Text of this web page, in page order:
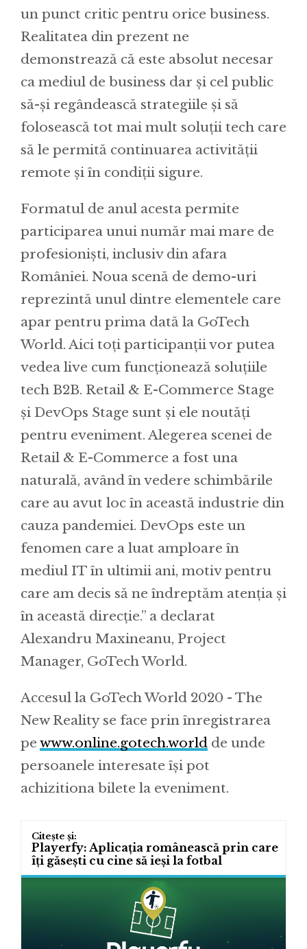
un punct critic pentru orice business.
Realitatea din prezent ne
demonstrează că este absolut necesar
ca mediul de business dar și cel public
să-și regândească strategiile și să
folosească tot mai mult soluții tech care
să le permită continuarea activității
remote și în condiții sigure.
Formatul de anul acesta permite
participarea unui număr mai mare de
profesioniști, inclusiv din afara
României. Noua scenă de demo-uri
reprezintă unul dintre elementele care
apar pentru prima dată la GoTech
World. Aici toți participanții vor putea
vedea live cum funcționează soluțiile
tech B2B. Retail & E-Commerce Stage
și DevOps Stage sunt și ele noutăți
pentru eveniment. Alegerea scenei de
Retail & E-Commerce a fost una
naturală, având în vedere schimbările
care au avut loc în această industrie din
cauza pandemiei. DevOps este un
fenomen care a luat amploare în
mediul IT în ultimii ani, motiv pentru
care am decis să ne îndreptăm atenția și
în această direcție.” a declarat
Alexandru Maxineanu, Project
Manager, GoTech World.
Accesul la GoTech World 2020 - The
New Reality se face prin înregistrarea
pe www.online.gotech.world de unde
persoanele interesate își pot
achizitiona bilete la eveniment.
Playerfy: Aplicația românească prin care
îți găsești cu cine să ieși la fotbal